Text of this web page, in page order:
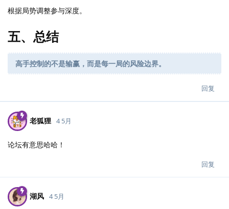
根据局势调整参与深度。
五、总结
高手控制的不是输赢，而是每一局的风险边界。
回复
老狐狸 4 5月
论坛有意思哈哈！
回复
湖风 4 5月